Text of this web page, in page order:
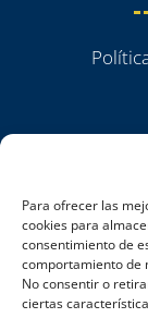
Para ofrecer las
cookies para
consentimiento de
comportamiento de
No consentir o
ciertas